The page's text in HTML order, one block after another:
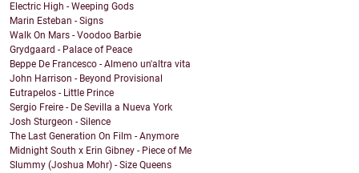
Electric High - Weeping Gods
Marin Esteban - Signs
Walk On Mars - Voodoo Barbie
Grydgaard - Palace of Peace
Beppe De Francesco - Almeno un'altra vita
John Harrison - Beyond Provisional
Eutrapelos - Little Prince
Sergio Freire - De Sevilla a Nueva York
Josh Sturgeon - Silence
The Last Generation On Film - Anymore
Midnight South x Erin Gibney - Piece of Me
Slummy (Joshua Mohr) - Size Queens